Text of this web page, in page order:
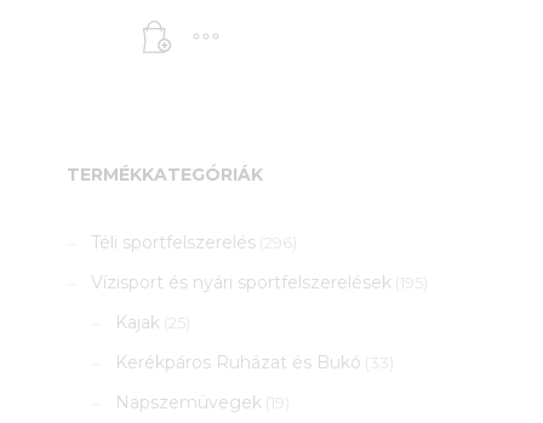
770 Ft.
TERMÉKKATEGÓRIÁK
Téli sportfelszerelés (296)
Vízisport és nyári sportfelszerelések (195)
Kajak (25)
Kerékpáros Ruházat és Bukó (33)
Napszemüvegek (19)